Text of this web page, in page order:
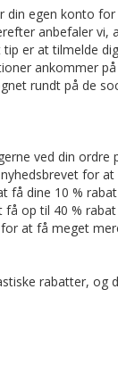
din egen konto
anbefaler vi,
tip er at tilmelde dig
ankommer på
rundt på de
ved din ordre
for at
få dine 10 %
op til 40 %
at få meget
rabatter, og